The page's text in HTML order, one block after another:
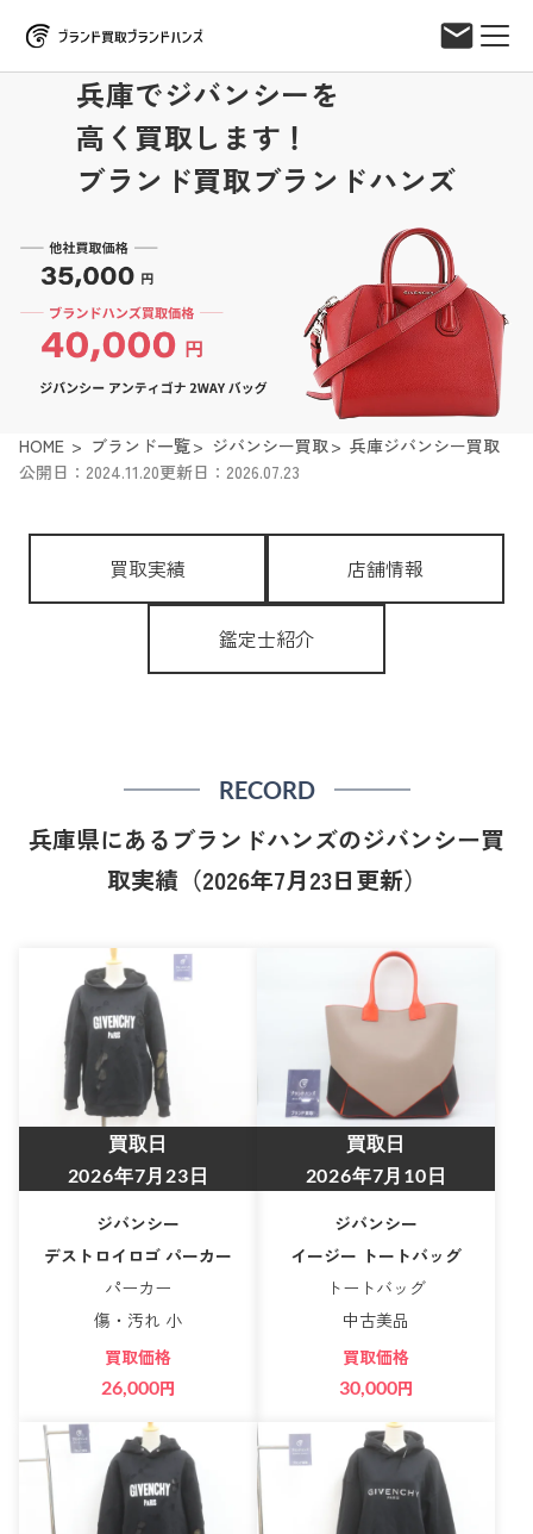
兵庫でジバンシーを
高く買取します！
ブランド買取ブランドハンズ
HOME ブランド一覧 ジバンシー買取
兵庫ジバンシー買取
公開日：2024.11.20更新日：2026.07.23
買取実績 店舗情報
鑑定士紹介
RECORD
兵庫県にあるブランドハンズのジバンシー買
取実績（2026年7月23日更新）
買取日
2026年7月23日
ジバンシー
デストロイロゴ パーカー
パーカー
傷・汚れ 小
買取価格
26,000円
買取日
2026年7月10日
ジバンシー
イージー トートバッグ
トートバッグ
中古美品
買取価格
30,000円